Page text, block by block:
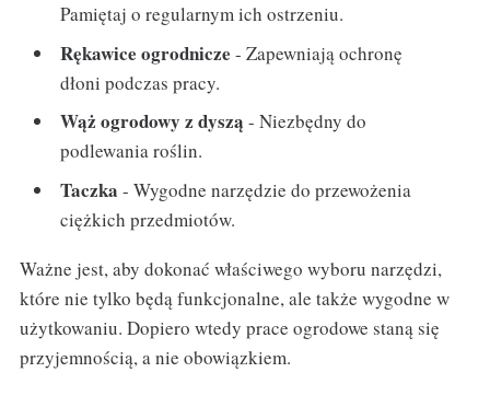
Pamiętaj o regularnym ich ostrzeniu.
Rękawice ogrodnicze - Zapewniają ochronę
dłoni podczas pracy.
Wąż ogrodowy z dyszą - Niezbędny do
podlewania roślin.
Taczka - Wygodne narzędzie do przewożenia
ciężkich przedmiotów.
Ważne jest, aby dokonać właściwego wyboru narzędzi,
które nie tylko będą funkcjonalne, ale także wygodne w
użytkowaniu. Dopiero wtedy prace ogrodowe staną się
przyjemnością, a nie obowiązkiem.